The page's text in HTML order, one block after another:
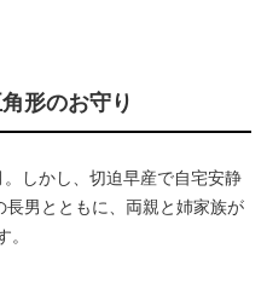
形のお守り
しかし、切迫早産で自宅安静
男とともに、両親と姉家族が
。